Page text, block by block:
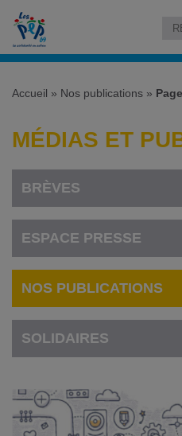
Accueil » Nos publications »
MÉDIAS ET
BRÈVES
ESPACE PRESSE
NOS PUBLICATIONS
SOLIDAIRES